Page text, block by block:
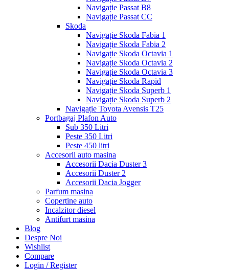
Navigație Passat B8
Navigație Passat CC
Skoda
Navigație Skoda Fabia 1
Navigație Skoda Fabia 2
Navigație Skoda Octavia 1
Navigație Skoda Octavia 2
Navigație Skoda Octavia 3
Navigație Skoda Rapid
Navigație Skoda Superb 1
Navigație Skoda Superb 2
Navigație Toyota Avensis T25
Portbagaj Plafon Auto
Sub 350 Litri
Peste 350 Litri
Peste 450 litri
Accesorii auto masina
Accesorii Dacia Duster 3
Accesorii Duster 2
Accesorii Dacia Jogger
Parfum masina
Copertine auto
Incalzitor diesel
Antifurt masina
Blog
Despre Noi
Wishlist
Compare
Login / Register